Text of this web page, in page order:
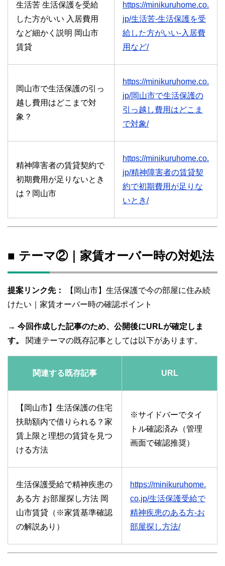
生活苦 生活保護を受給
した方がいい 入居費用
など細かく説明 岡山市
賃貸
https://minikuruhome.co.
jp/生活苦-生活保護を受
給した方がいい-入居費
用など/
岡山市で生活保護の引っ
越し費用はどこまで対
象？
https://minikuruhome.co.
jp/岡山市で生活保護の
引っ越し費用はどこま
で対象/
精神障害者の賃貸契約で
初期費用が足りないとき
は？岡山市
https://minikuruhome.co.
jp/精神障害者の賃貸契
約で初期費用が足りな
いとき/
■ テーマ②｜家賃オーバー時の対処法
提案リンク先：
【岡山市】生活保護で今の部屋に住み続
けたい｜家賃オーバー時の確認ポイント
→ 今回作成した記事のため、公開後にURLが確定しま
す。
関連テーマの既存記事としては以下があります。
関連する既存記事 URL
【岡山市】生活保護の住宅
扶助額内で借りられる？家
賃上限と理想の賃貸を見つ
ける方法
※サイドバーでタイ
トル確認済み（管理
画面で確認推奨）
生活保護受給で精神疾患の
ある方 お部屋探し方法 岡
山市賃貸（※家賃基準確認
の解説あり）
https://minikuruhome.
co.jp/生活保護受給で
精神疾患のある方-お
部屋探し方法/